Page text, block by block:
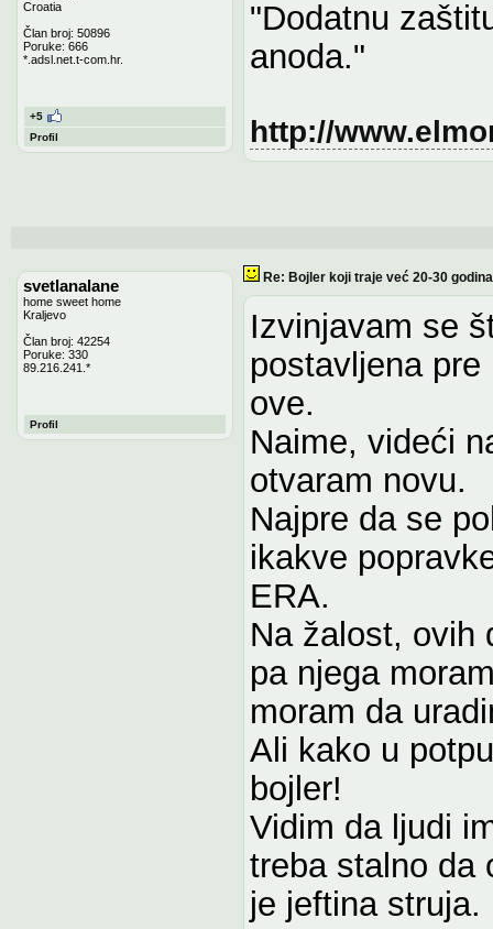
Croatia
Član broj: 50896
Poruke: 666
*.adsl.net.t-com.hr.
+5
Profil
"Dodatnu
anoda."
http://
svetlanalane
home sweet home
Kraljevo
Član broj: 42254
Poruke: 330
89.216.241.*
Profil
Re: Bojler koji traje već 20-30
Izvinjavam se
postavljena
ove.
Naime, videći
otvaram novu.
Najpre da se
ikakve
ERA.
Na žalost, ovih
pa njega
moram da
Ali kako u
bojler!
Vidim da ljudi
treba stalno da
je jeftina struja.